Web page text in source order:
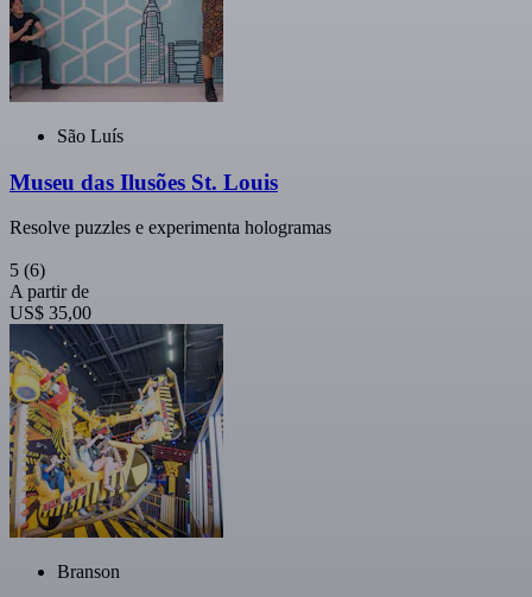
São Luís
Museu das Ilusões St. Louis
Resolve puzzles e experimenta hologramas
5 (6)
A partir de
US$ 35,00
Branson